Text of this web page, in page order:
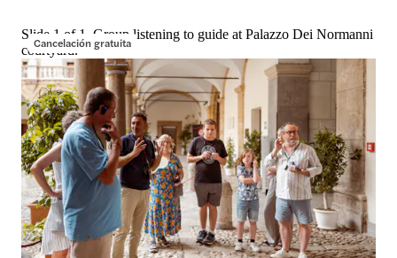
Cancelación gratuita
Slide 1 of 1, Group listening to guide at Palazzo Dei Normanni
courtyard.